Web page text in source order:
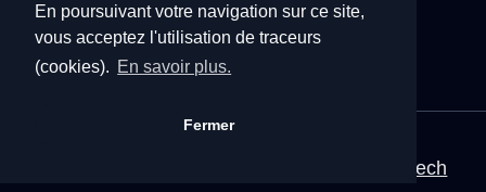
En poursuivant votre navigation sur ce site,
vous acceptez l'utilisation de traceurs
(cookies). En savoir plus.
Fermer
Gestion des cookies
Confidentialité & RGPD
Site corporate Nitech